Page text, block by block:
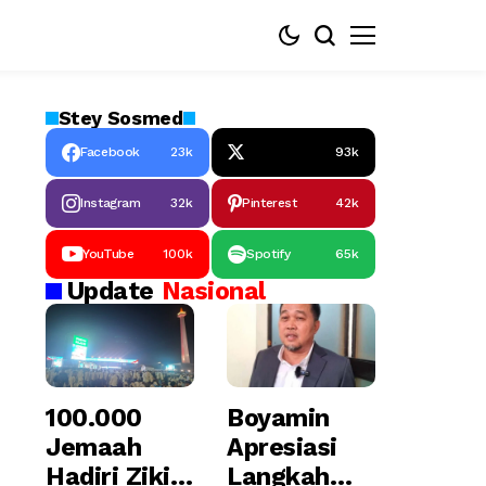
Stey Sosmed
Facebook 23k 93k
Instagram 32k Pinterest 42k
YouTube 100k Spotify 65k
Update Nasional
100.000
Jemaah
Hadiri Zikir
Boyamin
Apresiasi
Langkah